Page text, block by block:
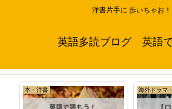
洋書片手に 歩いちゃお！
英語多読ブログ 英語
本・洋書 海外ドラマ・映画